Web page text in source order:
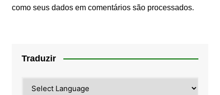
como seus dados em comentários são processados.
Traduzir